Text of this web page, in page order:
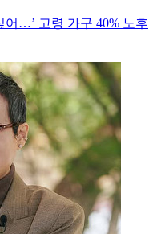
어…’ 고령 가구 40% 노후